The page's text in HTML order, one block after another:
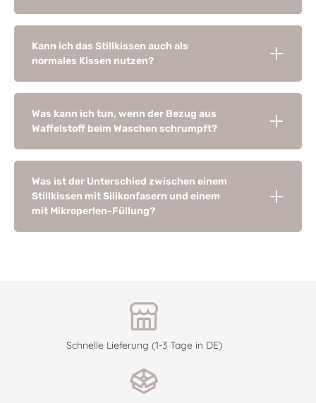
Kann ich das Stillkissen auch als
normales Kissen nutzen?
Was kann ich tun, wenn der Bezug aus
Waffelstoff beim Waschen schrumpft?
Was ist der Unterschied zwischen einem
Stillkissen mit Silikonfasern und einem
mit Mikroperlen-Füllung?
Schnelle Lieferung (1-3 Tage in DE)